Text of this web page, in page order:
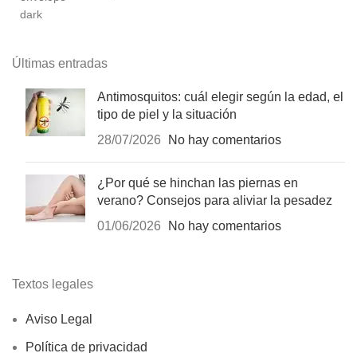
Últimas entradas
Antimosquitos: cuál elegir según la edad, el
tipo de piel y la situación
28/07/2026
No hay comentarios
¿Por qué se hinchan las piernas en
verano? Consejos para aliviar la pesadez
01/06/2026
No hay comentarios
Textos legales
Aviso Legal
Política de privacidad